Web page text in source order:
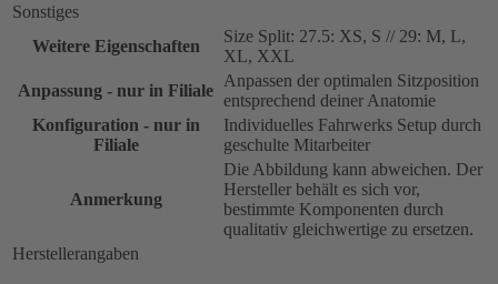
Sonstiges
Weitere Eigenschaften
Size Split: 27.5: XS, S // 29: M, L,
XL, XXL
Anpassung - nur in Filiale
Anpassen der optimalen Sitzposition
entsprechend deiner Anatomie
Konfiguration - nur in
Filiale
Individuelles Fahrwerks Setup durch
geschulte Mitarbeiter
Anmerkung
Die Abbildung kann abweichen. Der
Hersteller behält es sich vor,
bestimmte Komponenten durch
qualitativ gleichwertige zu ersetzen.
Herstellerangaben